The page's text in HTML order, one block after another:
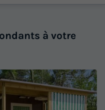
à votre